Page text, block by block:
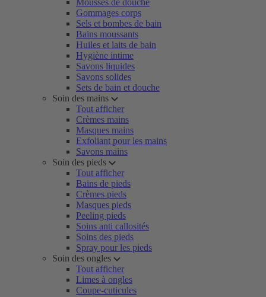
Mousses de douche
Gommages corps
Sels et bombes de bain
Bains moussants
Huiles et laits de bain
Hygiène intime
Savons liquides
Savons solides
Sets de bain et douche
Soin des mains
Tout afficher
Crèmes mains
Masques mains
Exfoliant pour les mains
Savons mains
Soin des pieds
Tout afficher
Bains de pieds
Crèmes pieds
Masques pieds
Peeling pieds
Soins anti callosités
Soins des pieds
Spray pour les pieds
Soin des ongles
Tout afficher
Limes à ongles
Coupe-cuticules